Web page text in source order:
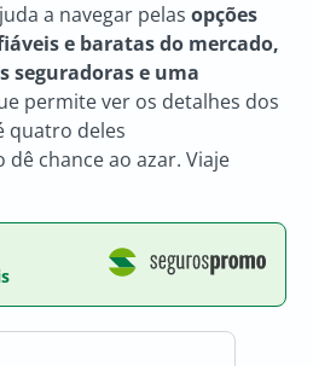
a navegar pelasopções
e baratas do mercado,
seguradoras e uma
permite ver os detalhes dos
quatro deles
chance ao azar. Viaje